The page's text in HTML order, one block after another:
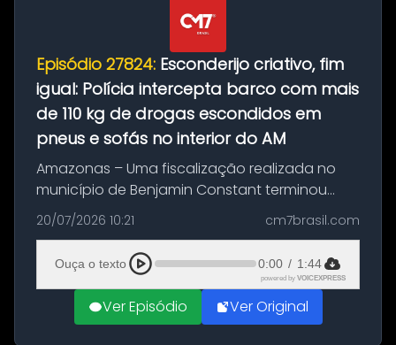
Episódio 27824: Esconderijo criativo, fim
igual: Polícia intercepta barco com mais
de 110 kg de drogas escondidos em
pneus e sofás no interior do AM
Amazonas – Uma fiscalização realizada no
município de Benjamin Constant terminou
com a apreensão de aproximadamente 115
quilos de entorpecentes em uma
embarcação atracada no porto da cidade. O
materia...
20/07/2026 10:21 cm7brasil.com
Ouça o texto 0:00 / 1:44
powered by VOICEXPRESS
Ver Episódio Ver Original